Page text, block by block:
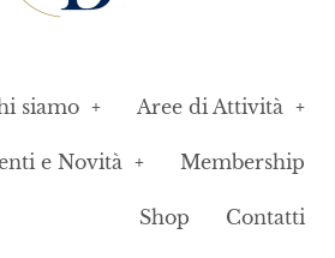
siamo Aree di Attività
e Novità Membership
Shop Contatti